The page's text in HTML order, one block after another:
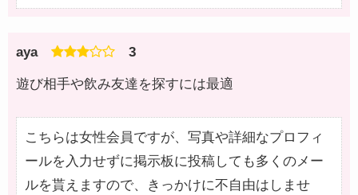
aya 3
遊び相手や飲み友達を探すには最適
こちらは女性会員ですが、写真や詳細なプロフィ
ールを入力せずに掲示板に投稿しても多くのメー
ルを貰えますので、きっかけに不自由はしませ